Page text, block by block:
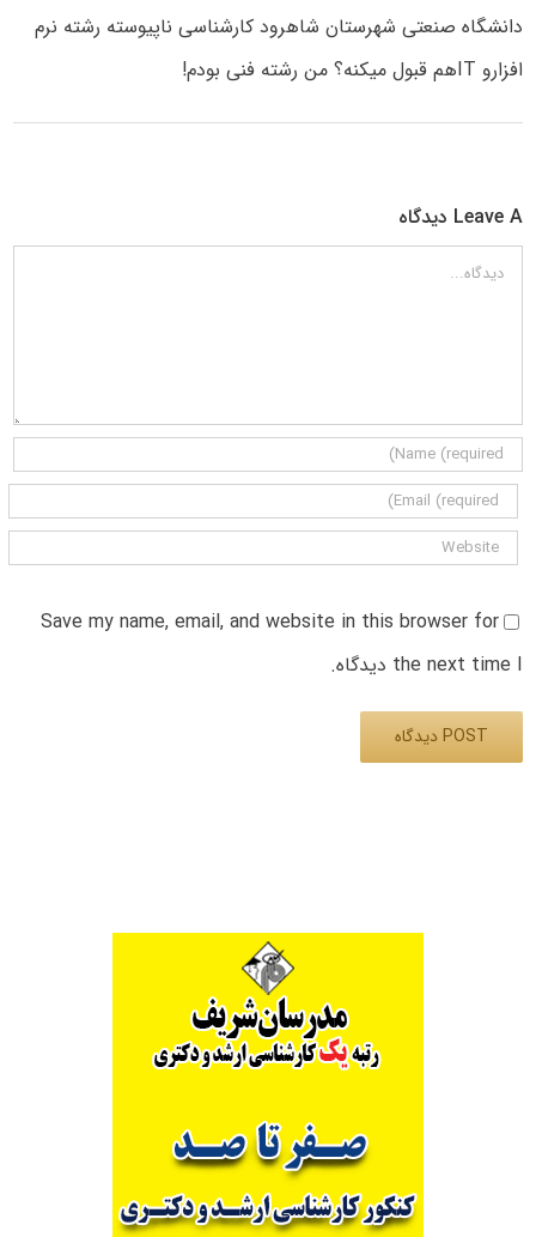
دانشگاه صنعتی شهرستان شاهرود کارشناسی ناپیوسته رشته نرم
افزارو ‏ITهم قبول میکنه؟ من رشته فنی بودم!
Leave A دیدگاه
دیدگاه
Save my name, email, and website in this browser for
the next time I دیدگاه.